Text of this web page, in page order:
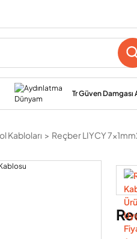
Tr Güven
Kabloları Reçber LIYCY